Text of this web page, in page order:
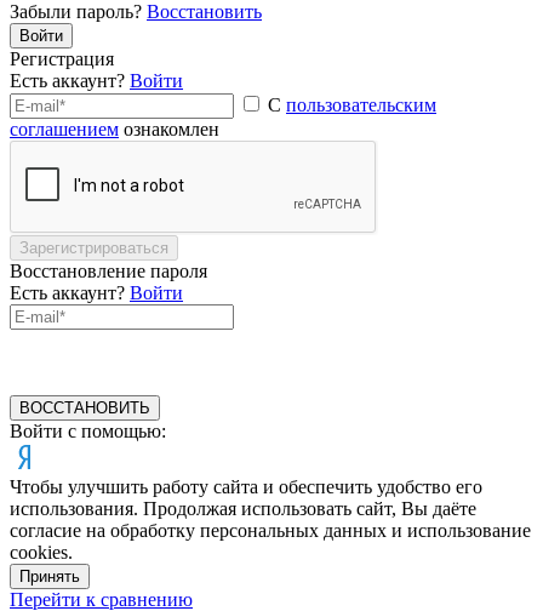
Забыли пароль? Восстановить
Войти
Регистрация
Есть аккаунт? Войти
С пользовательским
соглашением ознакомлен
Зарегистрироваться
Восстановление пароля
Есть аккаунт? Войти
ВОССТАНОВИТЬ
Войти с помощью:
Чтобы улучшить работу сайта и обеспечить удобство его
использования. Продолжая использовать сайт, Вы даёте
согласие на обработку персональных данных и использование
cookies.
Принять
Перейти к сравнению